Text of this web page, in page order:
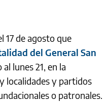
17 de agosto que
del General San
lunes 21, en la
localidades y partidos
o patronales.